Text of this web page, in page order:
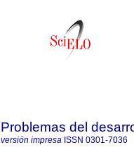
Problemas del
versión impresa ISSN 0301-7036